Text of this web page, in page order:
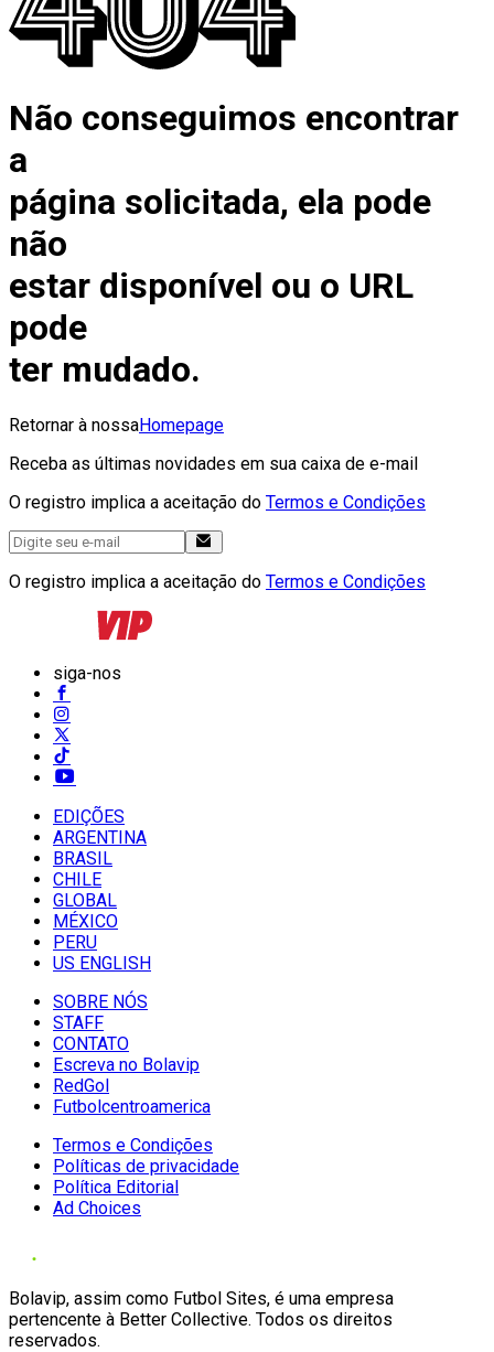
Não conseguimos encontrar
a
página solicitada, ela pode
não
estar disponível ou o URL
pode
ter mudado.
Retornar à nossaHomepage
Receba as últimas novidades em sua caixa de e-mail
O registro implica a aceitação do Termos e Condições
O registro implica a aceitação do Termos e Condições
siga-nos
EDIÇÕES
ARGENTINA
BRASIL
CHILE
GLOBAL
MÉXICO
PERU
US ENGLISH
SOBRE NÓS
STAFF
CONTATO
Escreva no Bolavip
RedGol
Futbolcentroamerica
Termos e Condições
Políticas de privacidade
Política Editorial
Ad Choices
Bolavip, assim como Futbol Sites, é uma empresa
pertencente à Better Collective. Todos os direitos
reservados.